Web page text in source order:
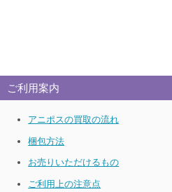
ご利用案内
アニポスの買取の流れ
梱包方法
お売りいただけるもの
ご利用上の注意点